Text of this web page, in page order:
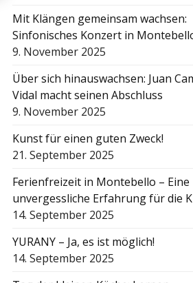
Mit Klängen gemeinsam wachsen:
Sinfonisches Konzert in
9. November 2025
Über sich hinauswachsen: Juan
Vidal macht seinen Abschluss
9. November 2025
Kunst für einen guten Zweck!
21. September 2025
Ferienfreizeit in Montebello – Eine
unvergessliche Erfahrung für die
14. September 2025
YURANY – Ja, es ist möglich!
14. September 2025